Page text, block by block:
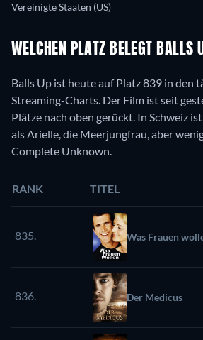
Vereinigte Staaten (US)
WELCHEN PLATZ BELEGT BALLS
Balls Up ist heute auf Platz 839 in den
Streaming-Charts. Der Film ist seit
Plätze nach oben gerückt. In Schweiz
als Arielle, die Meerjungfrau, aber
Complete Unknown.
RANK TITEL
835. Was Frauen
836. Der Medicus